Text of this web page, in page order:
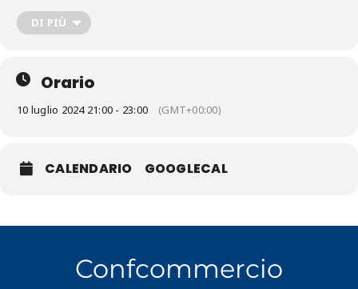
messaggio Whatsapp al nr 344 4511853.
𝟏𝟎/𝟎𝟕 𝐓𝐢𝐧𝐨 𝐌𝐚𝐧𝐭𝐚𝐫𝐫𝐨 presenta
𝐄𝐫𝐫𝐚𝐧𝐭𝐞
@bottega_errante
Per la realizzazione della rassegna, l’𝐀𝐬𝐬𝐨𝐜𝐢𝐚𝐳𝐢𝐨𝐧𝐞 𝐂𝐮𝐥𝐭𝐮𝐫𝐚𝐥𝐞 𝐋𝐚
apertura.
Cremona.@comune_crema@confcommercio_cremona
DI PIÙ
Orario
10 luglio 2024 21:00 - 23:00 (GMT+00:00)
CALENDARIO GOOGLECAL
Confcommercio